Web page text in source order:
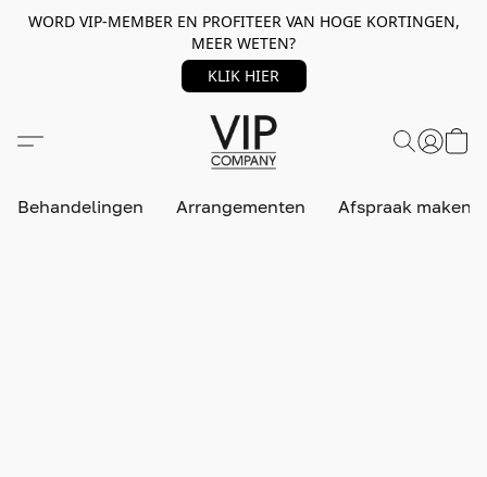
WORD VIP-MEMBER EN PROFITEER VAN HOGE KORTINGEN,
MEER WETEN?
KLIK HIER
Behandelingen Arrangementen Afspraak maken